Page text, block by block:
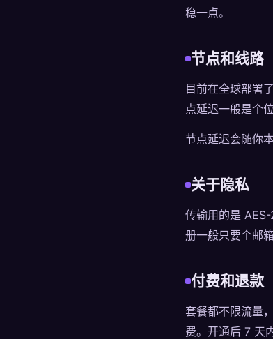
稳一点。
节点和线路
目前在全球部署
点延迟一般是个
节点延迟会随你
关于隐私
传输用的是
册一般只要个邮箱
付费和退款
套餐都不限流量
费。开通后 7 天